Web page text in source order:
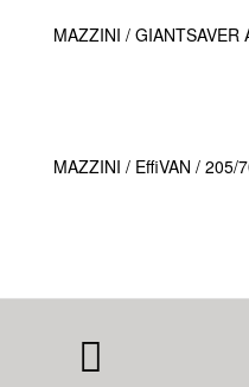
MAZZINI / GIANTSAVER
MAZZINI / EffiVAN / 205/